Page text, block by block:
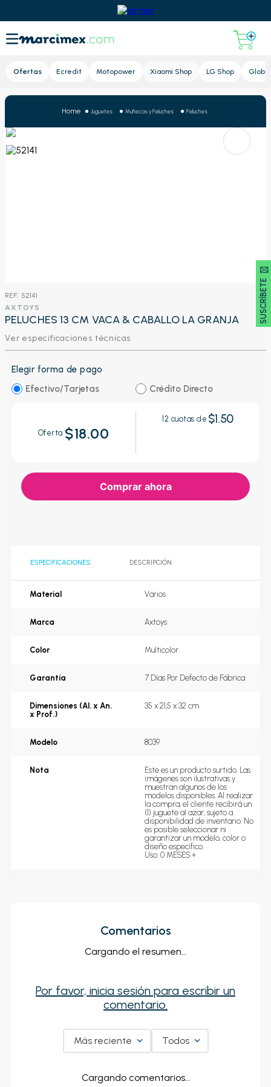
Ofertas Ecredit Motopower Xiaomi Shop LG Shop Global
SUSCRÍBETE 🖂
Juguetes Muñecas y Peluches Peluches
: 52141
AXTOYS
PELUCHES 13 CM VACA & CABALLO LA GRANJA
Ver especificaciones técnicas
Elegir forma de pago
Efectivo/Tarjetas
Crédito Directo
Oferta $18.00
12 cuotas de $1.50
Comprar ahora
ESPECIFICACIONES DESCRIPCIÓN
Material Varios
Marca Axtoys
Color Multicolor
Garantía 7 Días Por Defecto de Fábrica
Dimensiones (Al. x An.
x Prof.)
35 x 21,5 x 32 cm
Modelo 8039
Nota
Este es un producto surtido. Las
imágenes son ilustrativas y
muestran algunos de los
modelos disponibles. Al realizar
la compra, el cliente recibirá un
(1) juguete al azar, sujeto a
disponibilidad de inventario. No
es posible seleccionar ni
garantizar un modelo, color o
diseño específico.
Uso: 0 MESES +
Comentarios
Cargando el resumen…
Por favor, inicia sesión para escribir un
comentario.
Más reciente Todos
Cargando comentarios…